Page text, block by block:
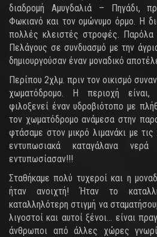
διαδρομή Αμυγδαλιά – Πηγάδι,
Φωκιανό και τον ομώνυμο όρμο. Η
πολλές κλειστές στροφές.
Πελάγους σε συνδυασμό με την
δημιουργούσαν έναν μοναδικό
Περίπου 2χλμ. πριν τον οικισμό
χωματόδρομο. Η περιοχή
φιλοξενεί έναν υδροβιότοπο με
τον χωματόδρομο ανάμεσα στην
φτάσαμε στον μικρό λιμανάκι με
εντυπωσιακά καταγάλανα
εντυπωσίασαν!!!
Σταθήκαμε πολύ τυχεροί και η
ήταν ανοιχτή! Ήταν το
καταλληλότερη στιγμή να
λιγοστοί και αυτοί ξένοι… είναι
άνθρωποι από άλλες χώρες